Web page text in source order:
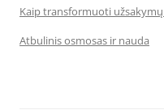
Kaip transformuoti
Atbulinis osmosas ir nauda